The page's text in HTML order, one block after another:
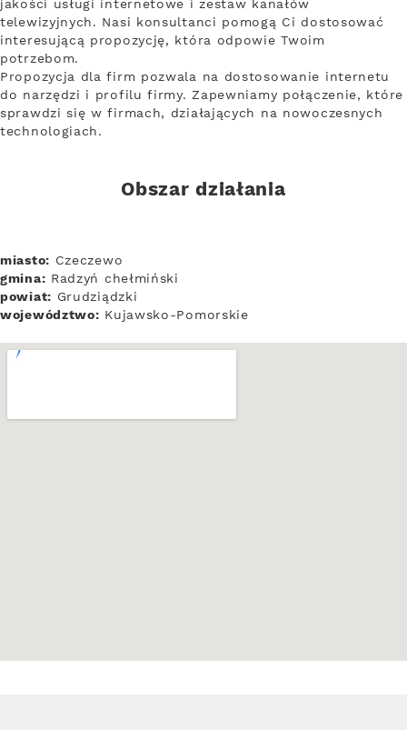
jakości usługi internetowe i zestaw kanałów
telewizyjnych. Nasi konsultanci pomogą Ci dostosować
interesującą propozycję, która odpowie Twoim
potrzebom.
Propozycja dla firm pozwala na dostosowanie internetu
do narzędzi i profilu firmy. Zapewniamy połączenie, które
sprawdzi się w firmach, działających na nowoczesnych
technologiach.
Obszar działania
miasto: Czeczewo
gmina: Radzyń chełmiński
powiat: Grudziądzki
województwo: Kujawsko-Pomorskie